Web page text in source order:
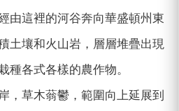
由這裡的河谷奔向華盛頓州東
土壤和火山岩，層層堆疊出現
種各式各樣的農作物。
，草木蓊鬱，範圍向上延展到